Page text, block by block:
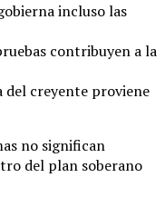
incluso las
contribuyen a la
del creyente proviene
no significan
del plan soberano